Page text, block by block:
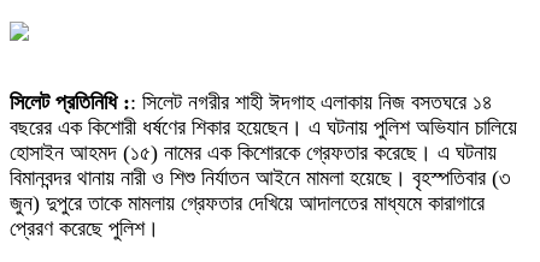
সিলেট প্রতিনিধি :: সিলেট নগরীর শাহী ঈদগাহ এলাকায় নিজ বসতঘরে ১৪
বছরের এক কিশোরী ধর্ষণের শিকার হয়েছেন। এ ঘটনায় পুলিশ অভিযান চালিয়ে
হোসাইন আহমদ (১৫) নামের এক কিশোরকে গ্রেফতার করেছে। এ ঘটনায়
বিমানবন্দর থানায় নারী ও শিশু নির্যাতন আইনে মামলা হয়েছে। বৃহস্পতিবার (৩
জুন) দুপুরে তাকে মামলায় গ্রেফতার দেখিয়ে আদালতের মাধ্যমে কারাগারে
প্রেরণ করেছে পুলিশ।